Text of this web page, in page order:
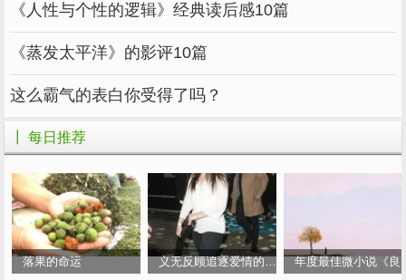
《人性与个性的逻辑》经典读后感10篇
《蒸发太平洋》的影评10篇
这么霸气的表白你受得了吗？
┃ 每日推荐
落果的命运 义无反顾追逐爱情的女人 年度最佳微小说《良